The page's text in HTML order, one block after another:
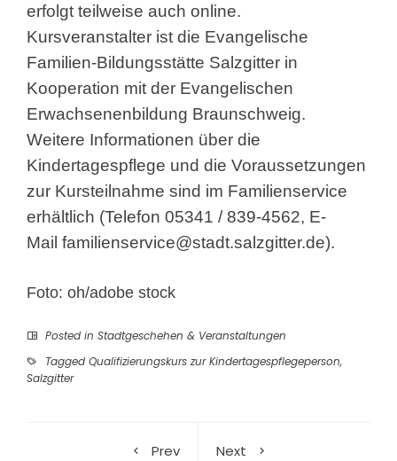
erfolgt teilweise auch online.
Kursveranstalter ist die Evangelische
Familien-Bildungsstätte Salzgitter in
Kooperation mit der Evangelischen
Erwachsenenbildung Braunschweig.
Weitere Informationen über die
Kindertagespflege und die Voraussetzungen
zur Kursteilnahme sind im Familienservice
erhältlich (Telefon 05341 / 839-4562, E-
Mail familienservice@stadt.salzgitter.de).
Foto: oh/adobe stock
Posted in Stadtgeschehen & Veranstaltungen
Tagged Qualifizierungskurs zur Kindertagespflegeperson,
Salzgitter
Prev
Next